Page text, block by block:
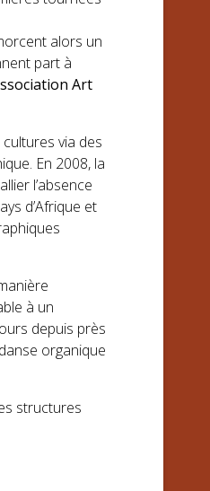
alors un
part à
Art
via des
En 2008, la
l’absence
d’Afrique et
à un
depuis près
organique
structures